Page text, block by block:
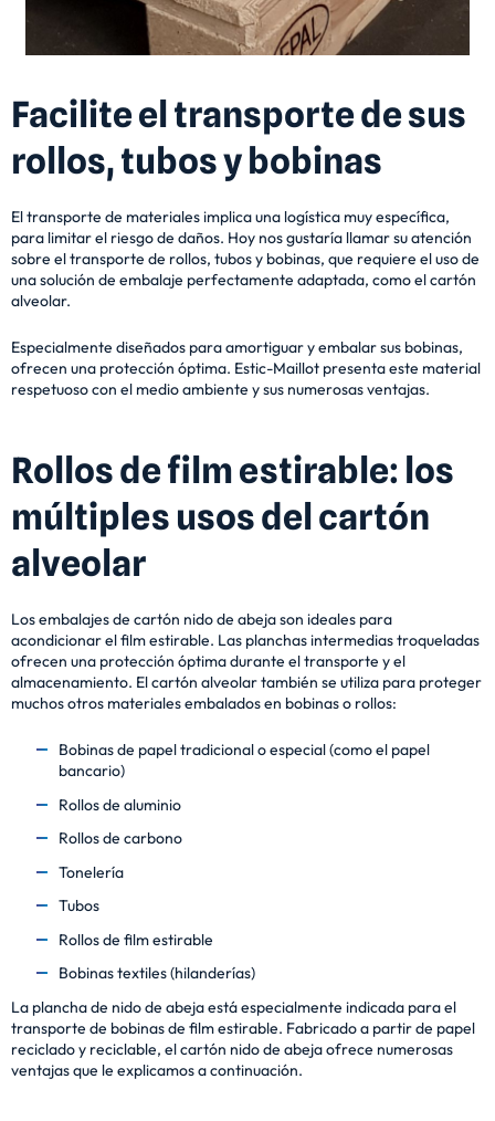
Facilite el transporte de sus
rollos, tubos y bobinas
El transporte de materiales implica una logística muy específica,
para limitar el riesgo de daños. Hoy nos gustaría llamar su atención
sobre el transporte de rollos, tubos y bobinas, que requiere el uso de
una solución de embalaje perfectamente adaptada, como el cartón
alveolar.
Especialmente diseñados para amortiguar y embalar sus bobinas,
ofrecen una protección óptima. Estic-Maillot presenta este material
respetuoso con el medio ambiente y sus numerosas ventajas.
Rollos de film estirable: los
múltiples usos del cartón
alveolar
Los embalajes de cartón nido de abeja son ideales para
acondicionar el film estirable. Las planchas intermedias troqueladas
ofrecen una protección óptima durante el transporte y el
almacenamiento. El cartón alveolar también se utiliza para proteger
muchos otros materiales embalados en bobinas o rollos:
Bobinas de papel tradicional o especial (como el papel
bancario)
Rollos de aluminio
Rollos de carbono
Tonelería
Tubos
Rollos de film estirable
Bobinas textiles (hilanderías)
La plancha de nido de abeja está especialmente indicada para el
transporte de bobinas de film estirable. Fabricado a partir de papel
reciclado y reciclable, el cartón nido de abeja ofrece numerosas
ventajas que le explicamos a continuación.